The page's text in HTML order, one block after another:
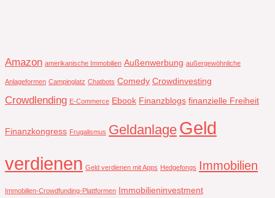
Amazon amerikanische Immobilien Außenwerbung außergewöhnliche
Anlageformen Campinglatz Chatbots Comedy Crowdinvesting
Crowdlending E-Commerce Ebook Finanzblogs finanzielle Freiheit
Finanzkongress Frugalismus Geldanlage Geld
verdienen Geld verdienen mit Apps Hedgefongs Immobilien
Immobilien-Crowdfunding-Plattformen Immobilieninvestment